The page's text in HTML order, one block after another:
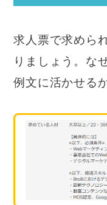
求人票で求めら
りましょう。な
例文に活かせる